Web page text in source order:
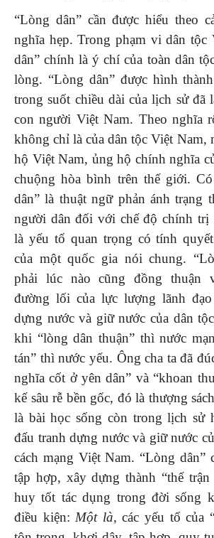
“Lòng dân” cần được hiểu theo
nghĩa hẹp. Trong phạm vi dân tộc
dân” chính là ý chí của toàn dân
lòng. “Lòng dân” được hình
trong suốt chiều dài của lịch sử đã
con người Việt Nam. Theo nghĩa
không chỉ là của dân tộc Việt Nam,
hộ Việt Nam, ủng hộ chính nghĩa
chuộng hòa bình trên thế giới.
dân” là thuật ngữ phản ánh trạng
người dân đối với chế độ chính trị
là yếu tố quan trọng có tính
của một quốc gia nói chung.
phải lúc nào cũng đồng thuận
đường lối của lực lượng lãnh
dựng nước và giữ nước của dân
khi “lòng dân thuận” thì nước
tán” thì nước yếu. Ông cha ta đã
nghĩa cốt ở yên dân” và “khoan
kế sâu rễ bền gốc, đó là thượng
là bài học sống còn trong lịch sử
đấu tranh dựng nước và giữ nước
cách mạng Việt Nam. “Lòng dân”
tập hợp, xây dựng thành “thế
huy tốt tác dụng trong đời sống
điều kiện: Một là, các yếu tố của